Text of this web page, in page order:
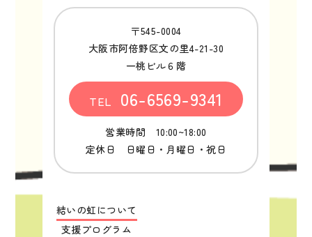
〒545-0004
大阪市阿倍野区文の里4-21-30
一桃ビル６階
TEL 06-6569-9341
営業時間 10:00~18:00
定休日 日曜日・月曜日・祝日
結いの虹について
支援プログラム